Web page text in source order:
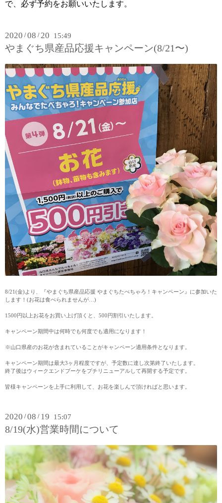
で、必ず予約をお願いいたします。
2020 /08 /20 15:49
やまぐち県産品応援キャンペーン(8/21〜)
8/21(金)より、『やまぐち県産品応援 やまぐちたべちゃろ！キャンペーン』に参加いた
します！(お花は食べられませんが…)
1500円以上お花をお買い上げ頂くと、500円割引いたします。
キャンペーン期間中は何時でも何度でも適用になります！
※山口県産のお花が含まれていることがキャンペーン適用条件となります。
キャンペーン期間は最大3ヶ月程度ですが、予定数に達し次第終了いたします。
終了後はウィークエンドブーケをプチリニューアルして再開する予定です。
皆様キャンペーンを上手に利用して、お花を楽しんで頂ければと思います。
2020 /08 / 19 15:07
8/19(水)営業時間について